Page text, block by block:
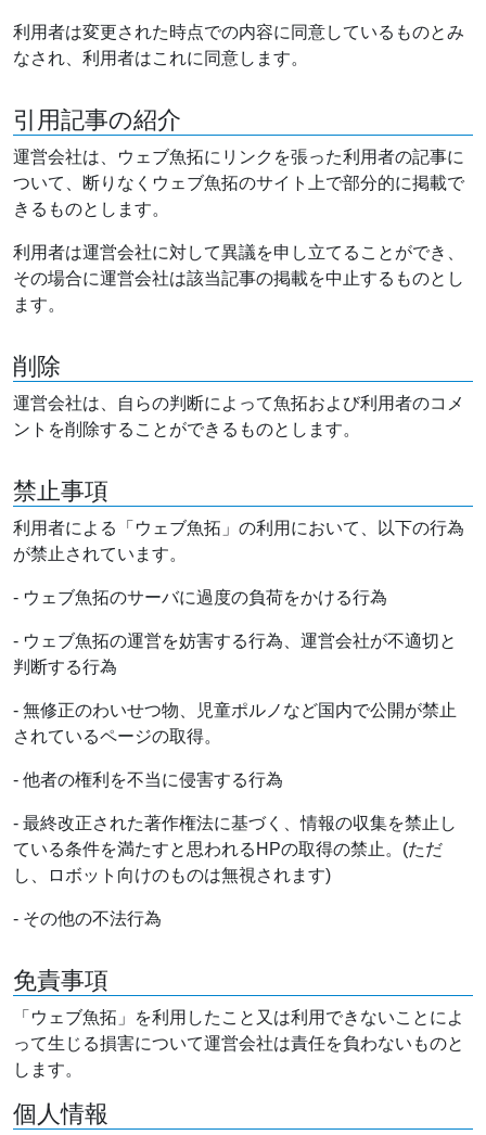
利用者は変更された時点での内容に同意しているものとみ
なされ、利用者はこれに同意します。
引用記事の紹介
運営会社は、ウェブ魚拓にリンクを張った利用者の記事に
ついて、断りなくウェブ魚拓のサイト上で部分的に掲載で
きるものとします。
利用者は運営会社に対して異議を申し立てることができ、
その場合に運営会社は該当記事の掲載を中止するものとし
ます。
削除
運営会社は、自らの判断によって魚拓および利用者のコメ
ントを削除することができるものとします。
禁止事項
利用者による「ウェブ魚拓」の利用において、以下の行為
が禁止されています。
- ウェブ魚拓のサーバに過度の負荷をかける行為
- ウェブ魚拓の運営を妨害する行為、運営会社が不適切と
判断する行為
- 無修正のわいせつ物、児童ポルノなど国内で公開が禁止
されているページの取得。
- 他者の権利を不当に侵害する行為
- 最終改正された著作権法に基づく、情報の収集を禁止し
ている条件を満たすと思われるHPの取得の禁止。(ただ
し、ロボット向けのものは無視されます)
- その他の不法行為
免責事項
「ウェブ魚拓」を利用したこと又は利用できないことによ
って生じる損害について運営会社は責任を負わないものと
します。
個人情報